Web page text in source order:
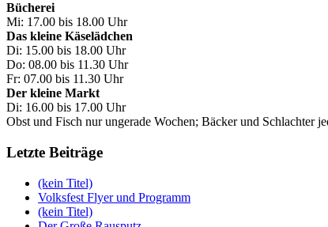
Bücherei
Mi: 17.00 bis 18.00 Uhr
Das kleine Käselädchen
Di: 15.00 bis 18.00 Uhr
Do: 08.00 bis 11.30 Uhr
Fr: 07.00 bis 11.30 Uhr
Der kleine Markt
Di: 16.00 bis 17.00 Uhr
Obst und Fisch nur ungerade Wochen; Bäcker und Schlachter
Letzte Beiträge
(kein Titel)
Volksfest Flyer und Programm
(kein Titel)